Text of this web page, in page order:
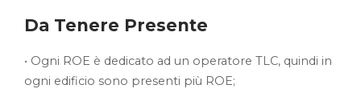
Da Tenere Presente
• Ogni ROE è dedicato ad un operatore TLC, quindi in
ogni edificio sono presenti più ROE;